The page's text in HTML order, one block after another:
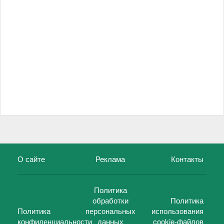
О сайте Реклама Контакты
Политика
конфиденциальности
Политика
обработки
персональных
данных
Политика
использования
cookie-файлов